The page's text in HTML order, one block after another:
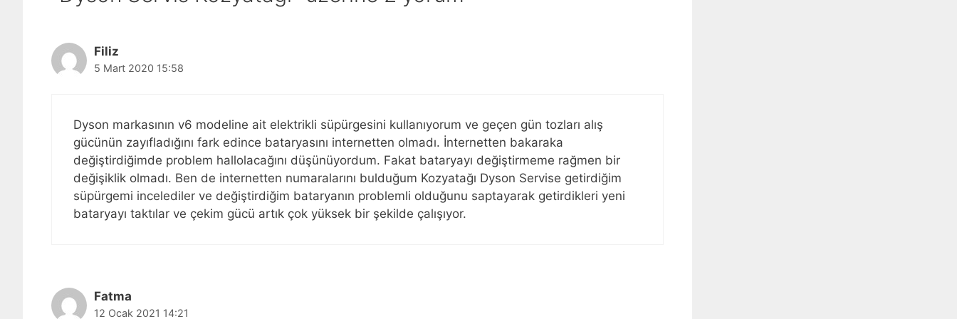
Filiz
5 Mart 2020 15:58
Dyson markasının v6 modeline ait elektrikli süpürgesini kullanıyorum ve geçen gün tozları alış
gücünün zayıfladığını fark edince bataryasını internetten olmadı. İnternetten bakaraka
değiştirdiğimde problem hallolacağını düşünüyordum. Fakat bataryayı değiştirmeme rağmen bir
değişiklik olmadı. Ben de internetten numaralarını bulduğum Kozyatağı Dyson Servise getirdiğim
süpürgemi incelediler ve değiştirdiğim bataryanın problemli olduğunu saptayarak getirdikleri yeni
bataryayı taktılar ve çekim gücü artık çok yüksek bir şekilde çalışıyor.
Fatma
12 Ocak 2021 14:21